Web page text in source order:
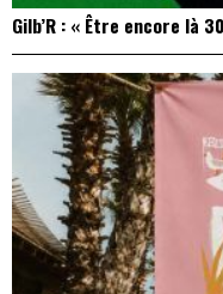
Gilb’R : « Être encore là